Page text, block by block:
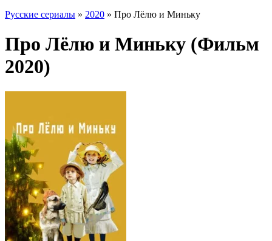
Русские сериалы » 2020 » Про Лёлю и Миньку
Про Лёлю и Миньку (Фильм
2020)